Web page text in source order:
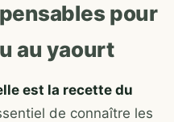
pour
au yaourt
est la recette du
de connaître les